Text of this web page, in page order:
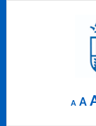
AelA